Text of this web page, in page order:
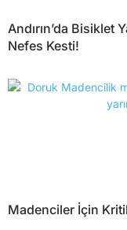
Andırın’da Bisiklet
Nefes Kesti!
Madenciler İçin